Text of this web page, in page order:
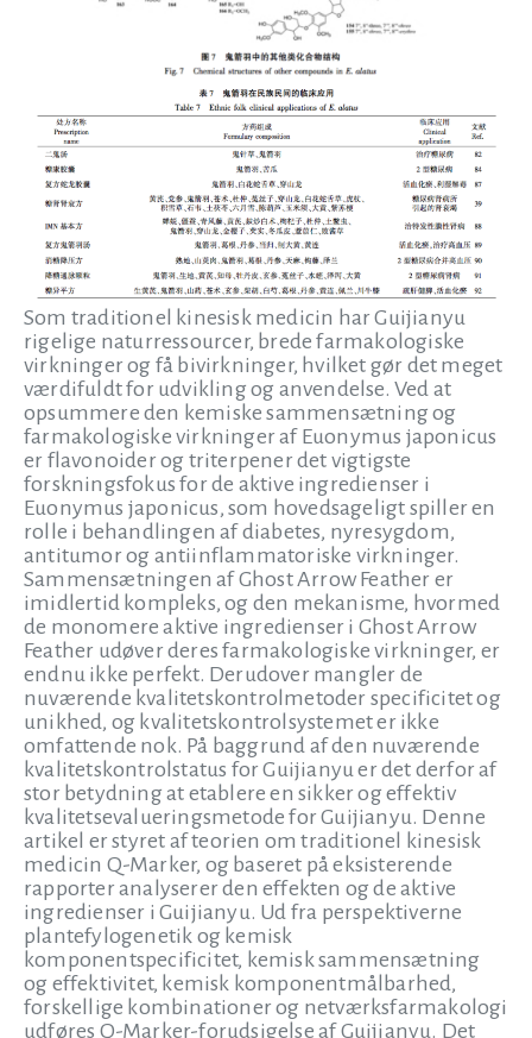
Som traditionel kinesisk medicin har Guijianyu
rigelige naturressourcer, brede farmakologiske
virkninger og få bivirkninger, hvilket gør det meget
værdifuldt for udvikling og anvendelse. Ved at
opsummere den kemiske sammensætning og
farmakologiske virkninger af Euonymus japonicus
er flavonoider og triterpener det vigtigste
forskningsfokus for de aktive ingredienser i
Euonymus japonicus, som hovedsageligt spiller en
rolle i behandlingen af diabetes, nyresygdom,
antitumor og antiinflammatoriske virkninger.
Sammensætningen af Ghost Arrow Feather er
imidlertid kompleks, og den mekanisme, hvormed
de monomere aktive ingredienser i Ghost Arrow
Feather udøver deres farmakologiske virkninger, er
endnu ikke perfekt. Derudover mangler de
nuværende kvalitetskontrolmetoder specificitet og
unikhed, og kvalitetskontrolsystemet er ikke
omfattende nok. På baggrund af den nuværende
kvalitetskontrolstatus for Guijianyu er det derfor af
stor betydning at etablere en sikker og effektiv
kvalitetsevalueringsmetode for Guijianyu. Denne
artikel er styret af teorien om traditionel kinesisk
medicin Q-Marker, og baseret på eksisterende
rapporter analyserer den effekten og de aktive
ingredienser i Guijianyu. Ud fra perspektiverne
plantefylogenetik og kemisk
komponentspecificitet, kemisk sammensætning
og effektivitet, kemisk komponentmålbarhed,
forskellige kombinationer og netværksfarmakologi
udføres Q-Marker-forudsigelse af Guijianyu. Det